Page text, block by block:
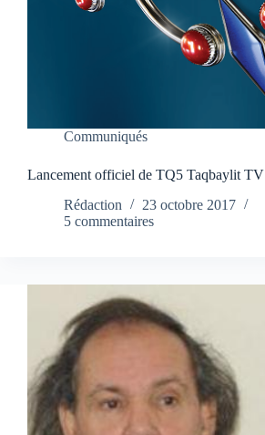
Communiqués
Lancement officiel de TQ5 Taqbaylit TV
Rédaction
23 octobre 2017
5 commentaires